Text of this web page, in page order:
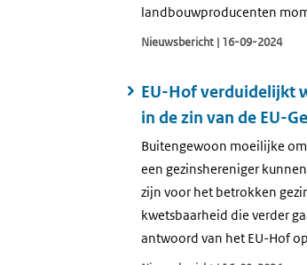
landbouwproducenten
Nieuwsbericht | 16-09-2024
EU-Hof verduidelijkt
in de zin van de EU-
Buitengewoon moeilijke
een gezinshereniger
zijn voor het betrokken
kwetsbaarheid die verder
antwoord van het EU-Hof